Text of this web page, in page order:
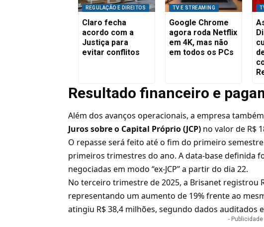
REGULAÇÃO E DIREITOS
Claro fecha
acordo com a
Justiça para
evitar conflitos
TV E STREAMING
Google Chrome
agora roda Netflix
em 4K, mas não
em todos os PCs
Resultado financeiro e
Além dos avanços operacionais, a empresa
Juros sobre o Capital Próprio (JCP) no valor de R$
O repasse será feito até o fim do primeiro
primeiros trimestres do ano. A data-base definida
negociadas em modo “ex-JCP” a partir do dia 22.
No terceiro trimestre de 2025, a Brisanet registrou
representando um aumento de 19% frente ao
atingiu R$ 38,4 milhões, segundo dados auditados
- Publicidade